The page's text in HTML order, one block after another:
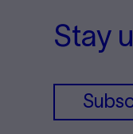
Stay